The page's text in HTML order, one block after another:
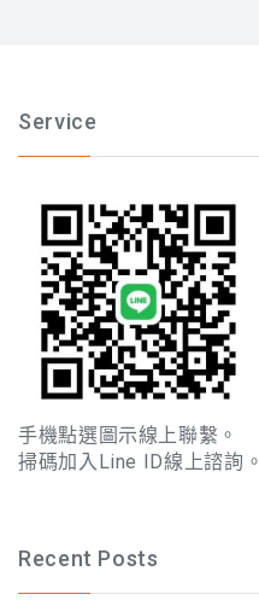
Service
手機點選圖示線上聯繫。
掃碼加入Line ID線上諮詢。
Recent Posts